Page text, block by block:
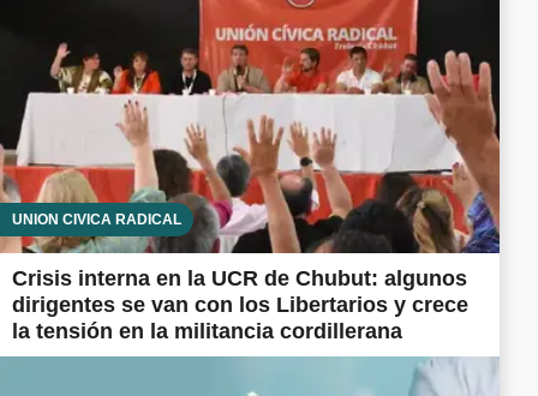
UNIÓN CÍVICA RADICAL
Crisis interna en la UCR de Chubut: algunos
dirigentes se van con los Libertarios y crece
la tensión en la militancia cordillerana